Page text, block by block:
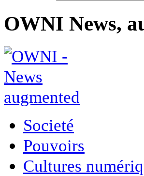
OWNI News,
Societé
Pouvoirs
Cultures